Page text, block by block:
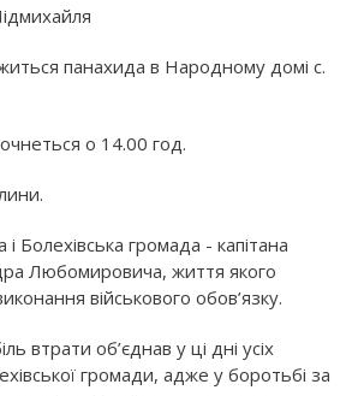
панахида в Народному домі с.
о 14.00 год.
Болехівська громада - капітана
Любомировича, життя якого
військового обов’язку.
втрати об’єднав у ці дні усіх
громади, адже у боротьбі за